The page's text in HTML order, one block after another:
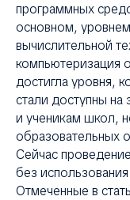
программных
основном,
вычислительной
компьютеризация
достигла уровня,
стали доступны на
и ученикам школ,
образовательных
Сейчас
без
Отмеченные в